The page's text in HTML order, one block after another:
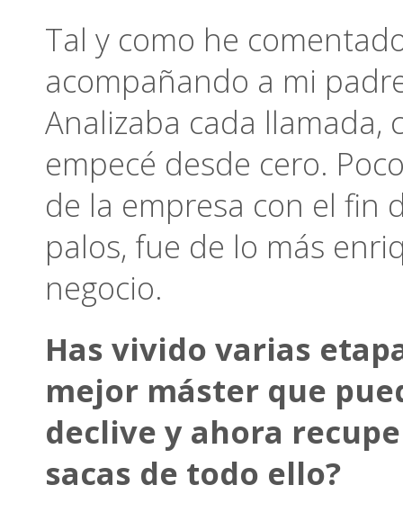
Tal y como he
acompañando a mi
Analizaba cada llamada,
empecé desde cero.
de la empresa con el fin
palos, fue de lo más
negocio.
Has vivido varias
mejor máster que
declive y ahora
sacas de todo ello?